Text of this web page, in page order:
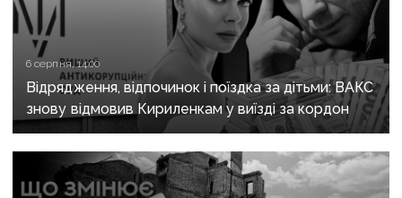
6 серпня, 14:00
Відрядження, відпочинок і поїздка за дітьми: ВАКС
знову відмовив Кириленкам у виїзді за кордон